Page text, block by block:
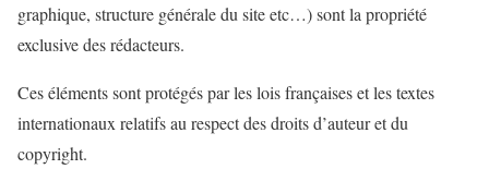
graphique, structure générale du site etc…) sont la propriété
exclusive des rédacteurs.
Ces éléments sont protégés par les lois françaises et les textes
internationaux relatifs au respect des droits d’auteur et du
copyright.